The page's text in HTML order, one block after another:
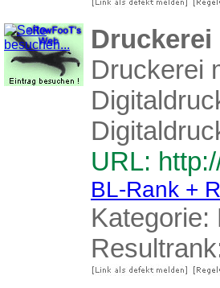
Druckerei
URL:
BL-Rank +
Kategorie: